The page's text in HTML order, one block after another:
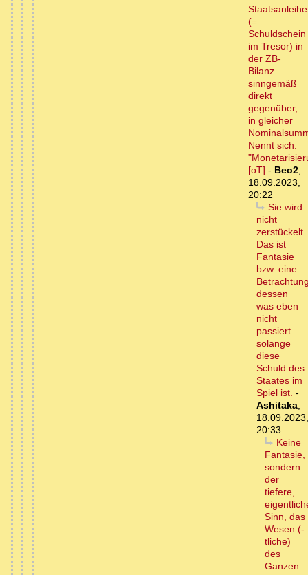
Staatsanleihe
(=
Schuldschein
im Tresor) in
der ZB-
Bilanz
sinngemäß
direkt
gegenüber,
in gleicher
Nennt sich:
[oT] - Beo2,
18.09.2023,
20:22
Sie wird
nicht
zerstückelt.
Das ist
Fantasie
bzw. eine
dessen
was eben
nicht
passiert
solange
diese
Schuld des
Staates im
Spiel ist. -
Ashitaka,
18.09.2023,
20:33
Keine
Fantasie,
sondern
der
tiefere,
Sinn, das
Wesen (-
tliche)
des
Ganzen